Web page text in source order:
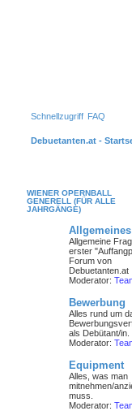
Schnellzugriff FAQ
Debuetanten.at -
WIENER OPERNBALL
GENERELL (FÜR ALLE
JAHRGÄNGE)
Allgemeines
Allgemeine
erster
Forum von
Debuetanten.at
Moderator:
Bewerbung
Alles rund um
als Debütant/in.
Moderator:
Equipment
Alles, was man
mitnehmen/
muss.
Moderator: